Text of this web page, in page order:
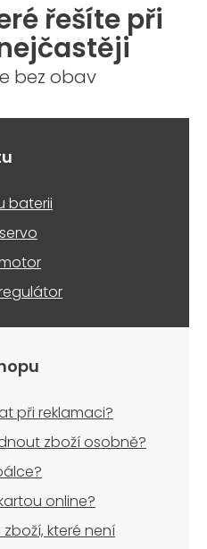
řešíte při
bez obav
baterii
při reklamaci?
zboží osobně?
online?
které není